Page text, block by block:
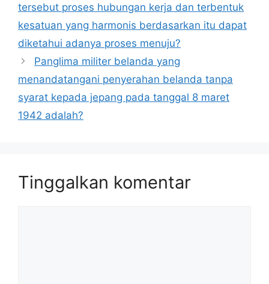
tersebut proses hubungan kerja dan terbentuk
kesatuan yang harmonis berdasarkan itu dapat
diketahui adanya proses menuju?
Panglima militer belanda yang
menandatangani penyerahan belanda tanpa
syarat kepada jepang pada tanggal 8 maret
1942 adalah?
Tinggalkan komentar